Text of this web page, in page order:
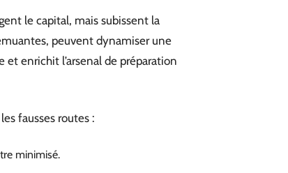
le capital, mais subissent la
peuvent dynamiser une
enrichit l’arsenal de préparation
fausses routes :
minimisé.